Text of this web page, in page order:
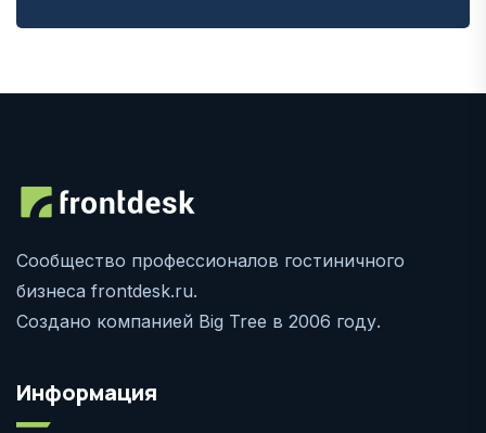
Сообщество профессионалов гостиничного
бизнеса frontdesk.ru.
Создано компанией Big Tree в 2006 году.
Информация